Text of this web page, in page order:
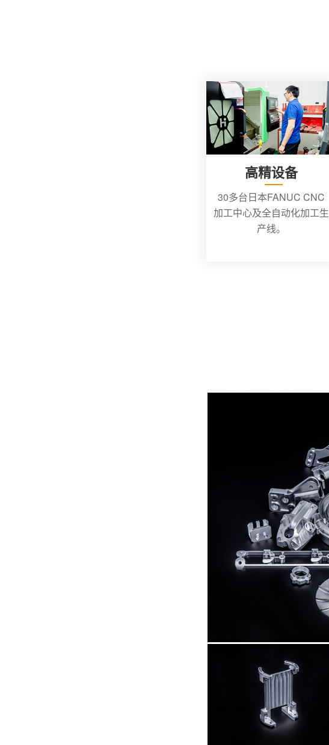
高精设备
30多台日本FANUC CNC
加工中心及全自动化加工生
产线。